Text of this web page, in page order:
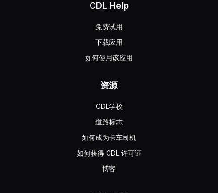
CDL Help
免费试用
下载应用
如何使用该应用
资源
CDL学校
道路标志
如何成为卡车司机
如何获得 CDL 许可证
博客